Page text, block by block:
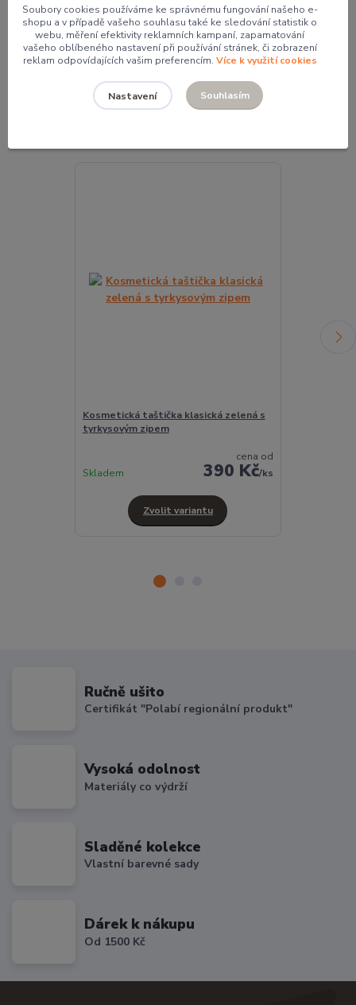
Mgr. Pavlína Kordíková
+420 774 062 005
pavla@pocketdesign.cz
Související zboží 3
Kosmetická taštička klasická zelená s
tyrkysovým zipem
cena od
390 Kč/ks
Skladem
Zvolit variantu
Ručně ušito
Certifikát "Polabí regionální produkt"
Vysoká odolnost
Materiály co výdrží
Sladěné kolekce
Vlastní barevné sady
Dárek k nákupu
Od 1500 Kč
Soubory cookies používáme ke správnému fungování našeho e-
shopu a v případě vašeho souhlasu také ke sledování statistik o
webu, měření efektivity reklamních kampaní, zapamatování
vašeho oblíbeného nastavení při používání stránek, či zobrazení
reklam odpovídajících vašim preferencím. Více k využití cookies
Nastavení Souhlasím